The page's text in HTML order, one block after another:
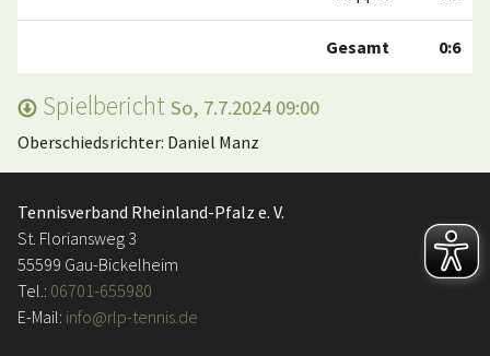
Gesamt 0:6
Spielbericht So, 7.7.2024 09:00
Oberschiedsrichter: Daniel Manz
Tennisverband Rheinland-Pfalz e. V.
St. Floriansweg 3
55599 Gau-Bickelheim
Tel.: 06701-655980
E-Mail: info@rlp-tennis.de